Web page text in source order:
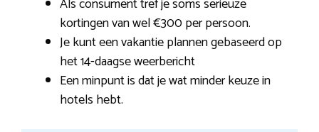
Als consument tref je soms serieuze
kortingen van wel €300 per persoon.
Je kunt een vakantie plannen gebaseerd op
het 14-daagse weerbericht
Een minpunt is dat je wat minder keuze in
hotels hebt.